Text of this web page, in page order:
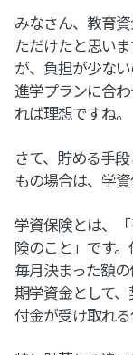
みなさん、教育
ただけたと思い
が、負担が少な
進学プランに合
れば理想ですね。
さて、貯める手
もの場合は、学資
学資保険とは、
険のこと」です
毎月決まった額
期学資金として
付金が受け取れる